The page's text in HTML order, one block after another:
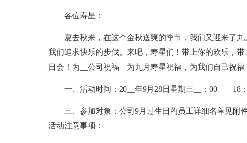
各位寿星：
夏去秋来，在这个金秋送爽的季节，我们又迎来了
我们追求快乐的步伐。来吧，寿星们！带上你的欢乐，
日会！为__公司祝福，为九月寿星祝福，为我们自己祝福
一、活动时间：20__年9月28日星期三__：00——18
三、参加对象：公司9月过生日的员工详细名单见附
活动注意事项：